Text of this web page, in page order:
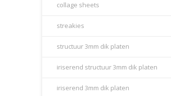
collage sheets
streakies
structuur 3mm dik platen
iriserend structuur 3mm dik platen
iriserend 3mm dik platen